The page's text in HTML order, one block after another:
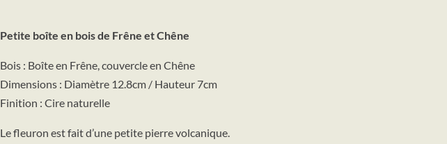
Petite boîte en bois de Frêne et Chêne
Bois : Boîte en Frêne, couvercle en Chêne
Dimensions : Diamètre 12.8cm / Hauteur 7cm
Finition : Cire naturelle
Le fleuron est fait d’une petite pierre volcanique.